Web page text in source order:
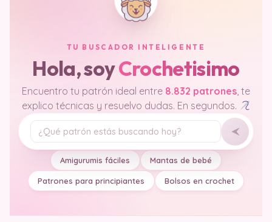
TU BUSCADOR INTELIGENTE
Hola, soyCrochetisimo
Encuentro tu patrón ideal entre 8.832 patrones, te
explico técnicas y resuelvo dudas. En segundos.
Tu pregunta
Amigurumis fáciles Mantas de bebé
Patrones para principiantes Bolsos en crochet